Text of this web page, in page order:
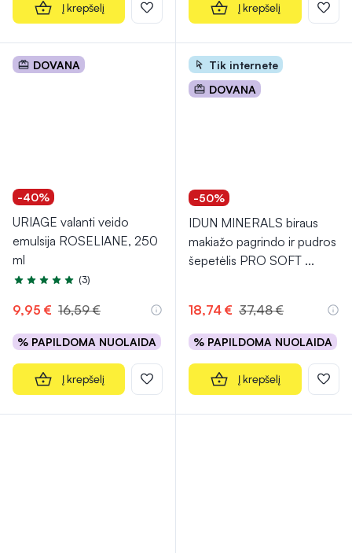
Į krepšelį Į krepšelį
DOVANA
-40%
URIAGE valanti veido
emulsija ROSELIANE, 250
ml
Įvertinimas 5.0 iš 5
(3)
9,95 € 16,59 €
% PAPILDOMA NUOLAIDA
Į krepšelį
Tik internete
DOVANA
-50%
IDUN MINERALS biraus
makiažo pagrindo ir pudros
šepetėlis PRO SOFT ...
18,74 € 37,48 €
% PAPILDOMA NUOLAIDA
Į krepšelį